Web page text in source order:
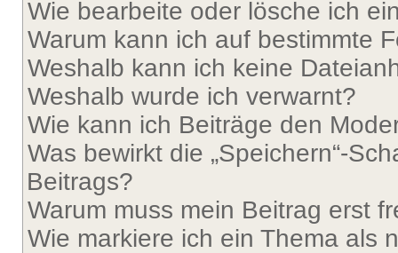
Wie bearbeite oder lösche ich
Warum kann ich auf bestimmte
Weshalb kann ich keine
Weshalb wurde ich verwarnt?
Wie kann ich Beiträge den
Was bewirkt die „Speichern“-
Beitrags?
Warum muss mein Beitrag erst
Wie markiere ich ein Thema als